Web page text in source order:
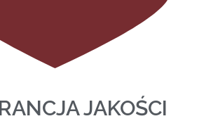
JAKOŚCI